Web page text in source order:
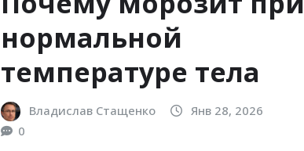
нормальной
температуре тела
Владислав Стащенко
Янв 28, 2026
0